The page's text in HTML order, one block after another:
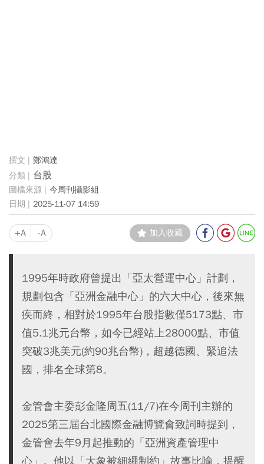
鄭鴻達
台股
今周刊攝影組
2025-11-07 14:59
+A -A 加入收藏
1995年時政府曾提出「亞太營運中心」計劃，
規劃包含「亞洲金融中心」的六大中心，後來無
疾而終，相對於1995年台股指數僅5173點、市
值5.1兆元台幣，如今已經站上28000點、市值
突破3兆美元(約90兆台幣)，超越德國、緊追法
國，排名全球第8。
金管會主委彭金隆周五(11/7)在今周刊主辦的
2025第三屆台北國際金融博覽會致詞時提到，
金管會去年9月起推動的「亞洲資產管理中
心」。他以「大象被細繩制約」故事比喻，提醒